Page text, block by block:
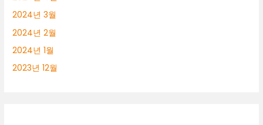
2024년 3월
2024년 2월
2024년 1월
2023년 12월